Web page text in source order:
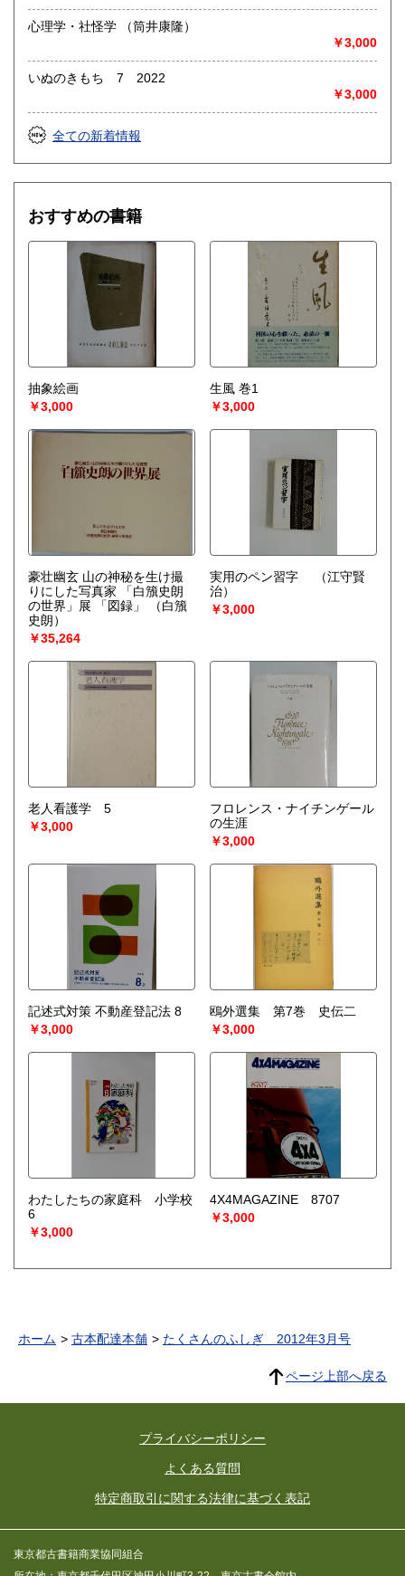
心理学・社怪学 （筒井康隆）
￥3,000
いぬのきもち 7 2022
￥3,000
全ての新着情報
おすすめの書籍
抽象絵画
￥3,000
生風 巻1
￥3,000
豪壮幽玄 山の神秘を生け撮
りにした写真家 「白籏史朗
の世界」展 「図録」
（白籏
史朗）
￥35,264
実用のペン習字
（江守賢
治）
￥3,000
老人看護学 5
￥3,000
フロレンス・ナイチンゲール
の生涯
￥3,000
記述式対策 不動産登記法 8
￥3,000
鴎外選集 第7巻 史伝二
￥3,000
わたしたちの家庭科 小学校
6
￥3,000
4X4MAGAZINE 8707
￥3,000
ホーム 古本配達本舗 たくさんのふしぎ 2012年3月号
ページ上部へ戻る
プライバシーポリシー
よくある質問
特定商取引に関する法律に基づく表記
東京都古書籍商業協同組合